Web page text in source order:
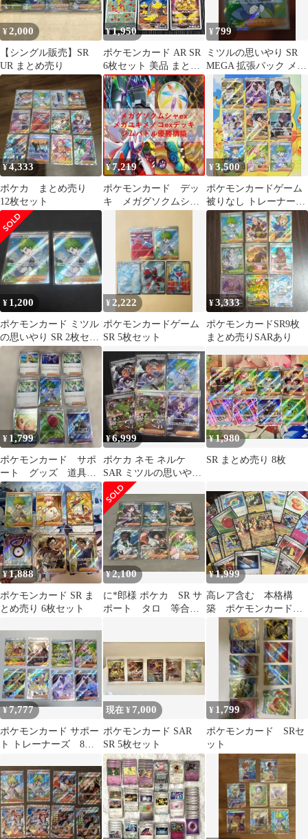
¥2,000
【シングル販売】SR
UR まとめ売り
¥1,950
ポケモンカード AR SR
6枚セット 美品 まとめ
売り
¥ 799
ミツルの思いやり SR
MEGA 拡張パック メガ
シンフォニア 085/063
¥4,333
ポケカ まとめ売り
12枚セット
¥7,219
ポケモンカード デッ
キ メガグソクムシャ
[05240]
¥3,500
ポケモンカードゲーム
被りなし トレーナーカ
ード SR 9枚 まとめ売り
¥ 1,200
ポケモンカード ミツル
の思いやり SR 2枚セッ
ト売り
¥ 2,222
ポケモンカードゲーム
SR 5枚セット
¥3,333
ポケモンカードSR9枚
まとめ売りSARあり
¥ 1,799
ポケモンカード サポ
ート グッズ 道具
セット
¥6,999
ポケカ ネモ ネルケ
SAR ミツルの思いやり
アセロラのいたずら SR
¥1,980
SR まとめ売り 8枚
¥1,888
ポケモンカード SR ま
とめ売り 6枚セット
¥2,100
に*郎様 ポケカ SR サ
ポート タロ 等合計
¥1,999
高レア含む 本格構
築 ポケモンカード
メガシビルドンexデッ
¥7,777
ポケモンカード サポー
ト トレーナーズ 8枚
現在 ¥ 7,000
ポケモンカード SAR
SR 5枚セット
¥ 1,799
ポケモンカード SRセ
ット